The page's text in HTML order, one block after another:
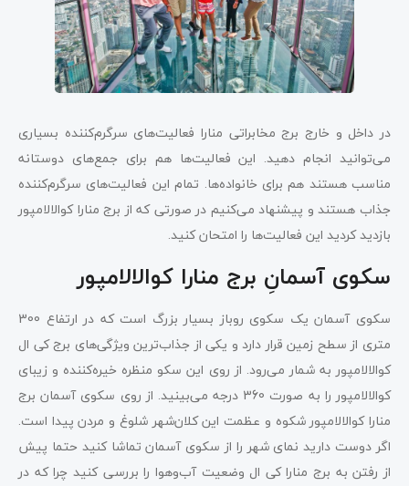
در داخل و خارج برج مخابراتی منارا فعالیت‌های سرگرم‌کننده بسیاری
می‌توانید انجام دهید. این فعالیت‌ها هم برای جمع‌های دوستانه
مناسب هستند هم برای خانواده‌ها. تمام این فعالیت‌های سرگرم‌کننده
جذاب هستند و پیشنهاد می‌کنیم در صورتی که از برج منارا کوالالامپور
بازدید کردید این فعالیت‌ها را امتحان کنید.
سکوی آسمانِ برج منارا کوالالامپور
سکوی آسمان یک سکوی روباز بسیار بزرگ است که در ارتفاع 300
متری از سطح زمین قرار دارد و یکی از جذاب‌ترین ویژگی‌های برج کی ال
کوالالامپور به شمار می‌رود. از روی این سکو منظره‌ خیره‌کننده و زیبای
کوالالامپور را به صورت 360 درجه می‌بینید. از روی سکوی آسمان برج
منارا کوالالامپور شکوه و عظمت این کلان‌شهر شلوغ و مردن پیدا است.
اگر دوست دارید نمای شهر را از سکوی آسمان تماشا کنید حتما پیش
از رفتن به برج منارا کی ال وضعیت آب‌وهوا را بررسی کنید چرا که در